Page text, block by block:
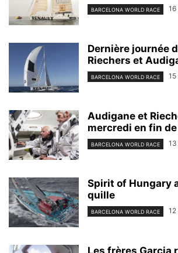
BARCELONA WORLD RACE
Dernière journée
Riechers et
BARCELONA WORLD RACE
Audigane et
mercredi en fin
BARCELONA WORLD RACE
Spirit of Hungary
quille
BARCELONA WORLD RACE